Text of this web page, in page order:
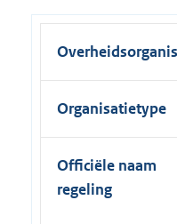
Organisatietype
Officiële naam
regeling